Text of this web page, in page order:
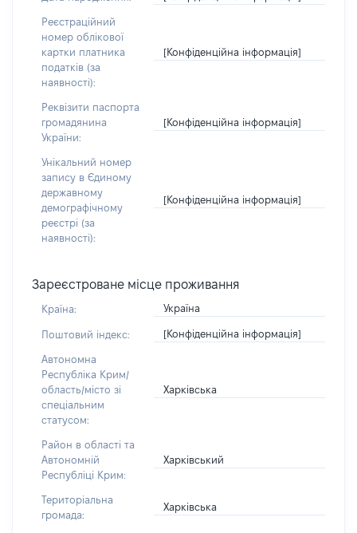
Реєстраційний
номер облікової
картки платника
податків (за
наявності):
[Конфіденційна інформація]
Реквізити паспорта
громадянина
України:
[Конфіденційна інформація]
Унікальний номер
запису в Єдиному
державному
демографічному
реєстрі (за
наявності):
[Конфіденційна інформація]
Зареєстроване місце проживання
Країна: Україна
Поштовий індекс: [Конфіденційна інформація]
Автономна
Республіка Крим/
область/місто зі
спеціальним
статусом:
Харківська
Район в області та
Автономній
Республіці Крим:
Харківський
Територіальна
громада:
Харківська